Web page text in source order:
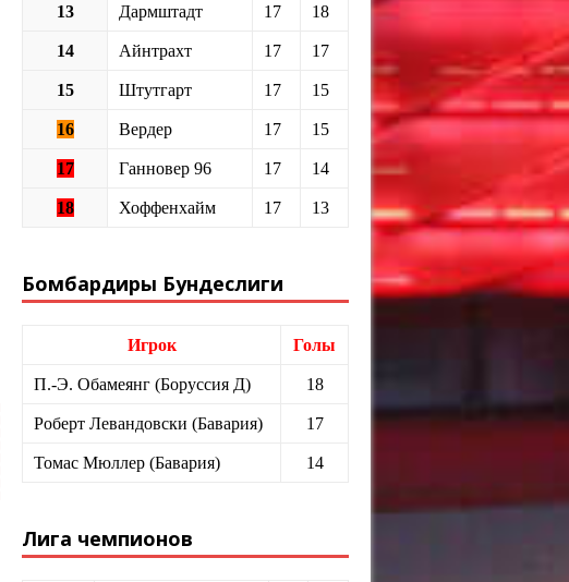
13 Дармштадт 17 18
14 Айнтрахт 17 17
15 Штутгарт 17 15
16 Вердер 17 15
17 Ганновер 96 17 14
18 Хоффенхайм 17 13
Бомбардиры Бундеслиги
Игрок Голы
П.-Э. Обамеянг (Боруссия Д) 18
Роберт Левандовски (Бавария) 17
Томас Мюллер (Бавария) 14
Лига чемпионов